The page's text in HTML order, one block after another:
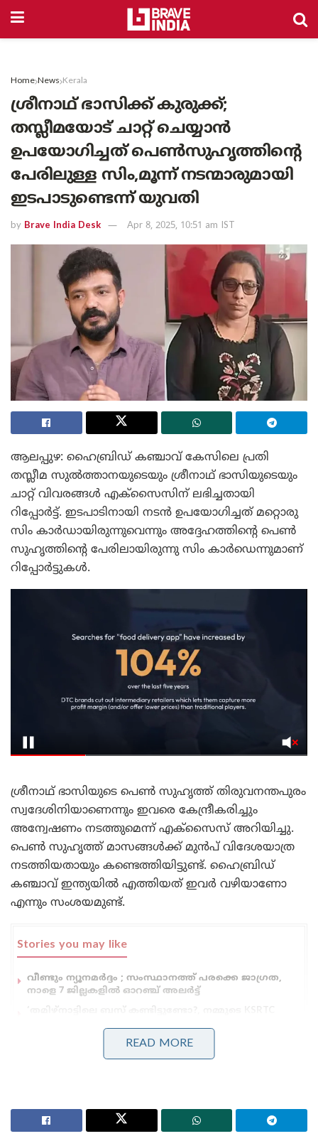
Home News Kerala
ശ്രീനാഥ് ഭാസിക്ക് കുരുക്ക്;
തസ്ലീമയോട് ചാറ്റ് ചെയ്യാൻ
ഉപയോഗിച്ചത് പെൺസുഹൃത്തിന്റെ
പേരിലുള്ള സിം,മൂന്ന് നടന്മാരുമായി
ഇടപാടുണ്ടെന്ന് യുവതി
by Brave India Desk Apr 8, 2025, 10:51 am IST
ആലപ്പുഴ: ഹൈബ്രിഡ് കഞ്ചാവ് കേസിലെ പ്രതി
തസ്ലീമ സുൽത്താനയുടെയും ശ്രീനാഥ് ഭാസിയുടെയും
ചാറ്റ് വിവരങ്ങൾ എക്‌സൈസിന് ലഭിച്ചതായി
റിപ്പോർട്ട്. ഇടപാടിനായി നടൻ ഉപയോഗിച്ചത് മറ്റൊരു
സിം കാർഡായിരുന്നുവെന്നും അദ്ദേഹത്തിന്റെ പെൺ
സുഹൃത്തിന്റെ പേരിലായിരുന്നു സിം കാർഡെന്നുമാണ്
റിപ്പോർട്ടുകൾ.
ശ്രീനാഥ് ഭാസിയുടെ പെൺ സുഹൃത്ത് തിരുവനന്തപുരം
സ്വദേശിനിയാണെന്നും ഇവരെ കേന്ദ്രീകരിച്ചും
അന്വേഷണം നടത്തുമെന്ന് എക്‌സൈസ് അറിയിച്ചു.
പെൺ സുഹൃത്ത് മാസങ്ങൾക്ക് മുൻപ് വിദേശയാത്ര
നടത്തിയതായും കണ്ടെത്തിയിട്ടുണ്ട്. ഹൈബ്രിഡ്
കഞ്ചാവ് ഇന്ത്യയിൽ എത്തിയത് ഇവർ വഴിയാണോ
എന്നും സംശയമുണ്ട്.
Stories you may like
വീണ്ടും ന്യൂനമർദ്ദം ; സംസ്ഥാനത്ത് പരക്കെ ജാഗ്രത,
നാളെ 7 ജില്ലകളിൽ ഓറഞ്ച് അലർട്ട്
വെള്ളമൊഴിക്കുന്നത് കണ്ടിട്ടുണ്ടോ?’: രമേശ്
ഇടപാടുണ്ടെന്നാണ് തസ്ലീമയുടെ മൊഴി. നിലവിൽ
ശ്രീനാഥ് ഭാസിയുമായുള്ള ചാറ്റ് വിവരങ്ങൾ മാത്രമാണ്
READ MORE